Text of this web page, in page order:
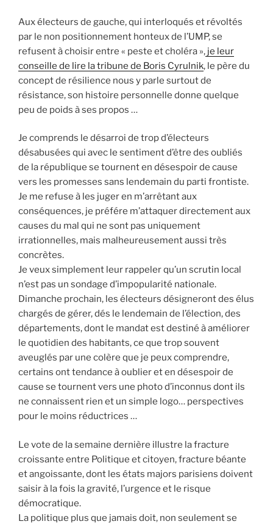
Aux électeurs de gauche, qui interloqués et révoltés
par le non positionnement honteux de l’UMP, se
refusent à choisir entre « peste et choléra », je leur
conseille de lire la tribune de Boris Cyrulnik, le père du
concept de résilience nous y parle surtout de
résistance, son histoire personnelle donne quelque
peu de poids à ses propos …
Je comprends le désarroi de trop d’électeurs
désabusées qui avec le sentiment d’être des oubliés
de la république se tournent en désespoir de cause
vers les promesses sans lendemain du parti frontiste.
Je me refuse à les juger en m’arrêtant aux
conséquences, je préfére m’attaquer directement aux
causes du mal qui ne sont pas uniquement
irrationnelles, mais malheureusement aussi très
concrètes.
Je veux simplement leur rappeler qu’un scrutin local
n’est pas un sondage d’impopularité nationale.
Dimanche prochain, les électeurs désigneront des élus
chargés de gérer, dés le lendemain de l’élection, des
départements, dont le mandat est destiné à améliorer
le quotidien des habitants, ce que trop souvent
aveuglés par une colère que je peux comprendre,
certains ont tendance à oublier et en désespoir de
cause se tournent vers une photo d’inconnus dont ils
ne connaissent rien et un simple logo… perspectives
pour le moins réductrices …
Le vote de la semaine dernière illustre la fracture
croissante entre Politique et citoyen, fracture béante
et angoissante, dont les états majors parisiens doivent
saisir à la fois la gravité, l’urgence et le risque
démocratique.
La politique plus que jamais doit, non seulement se